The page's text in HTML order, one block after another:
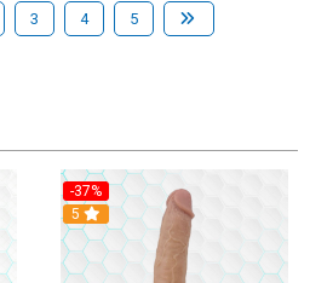
3 4 5
-37%
5